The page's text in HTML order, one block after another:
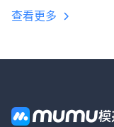
查看更多